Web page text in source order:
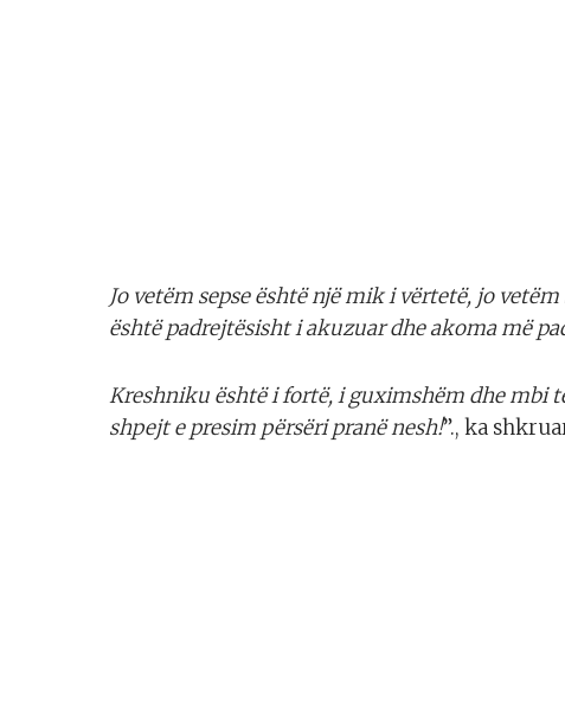
Jo vetëm sepse është një mik i vërtetë, jo
është padrejtësisht i akuzuar dhe akoma më
Kreshniku është i fortë, i guximshëm dhe mbi
shpejt e presim përsëri pranë nesh!”., ka